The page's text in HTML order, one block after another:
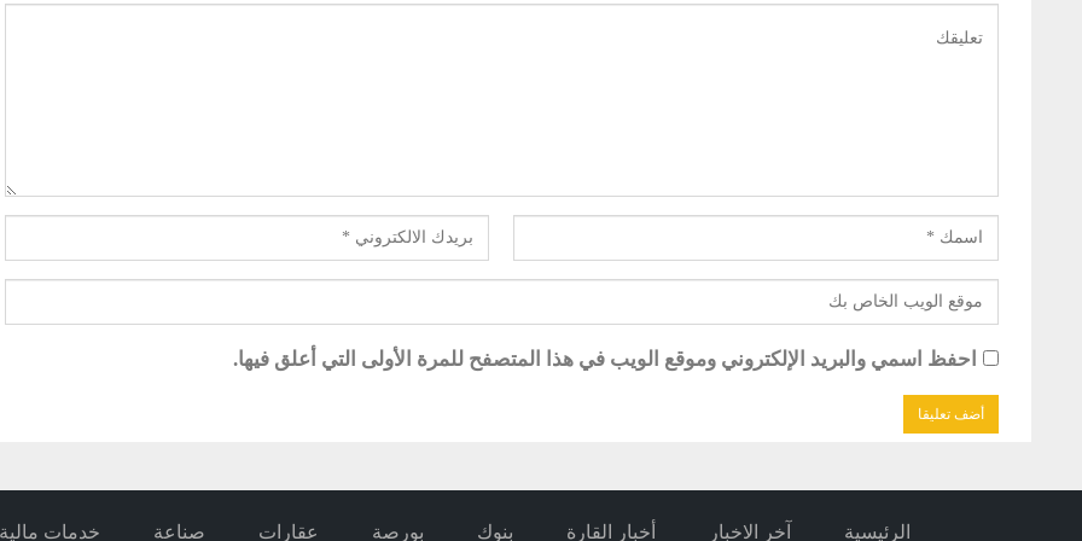
احفظ اسمي والبريد الإلكتروني وموقع الويب في هذا المتصفح للمرة الأولى التي أعلق فيها.
الرئيسية آخر الاخبار أخبار القارة بنوك بورصة عقارات صناعة خدمات مالية